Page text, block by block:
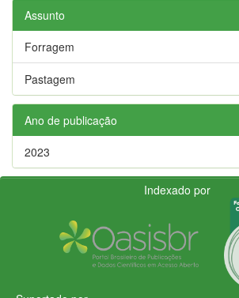
Assunto
Forragem
Pastagem
Ano de publicação
2023
Indexado por